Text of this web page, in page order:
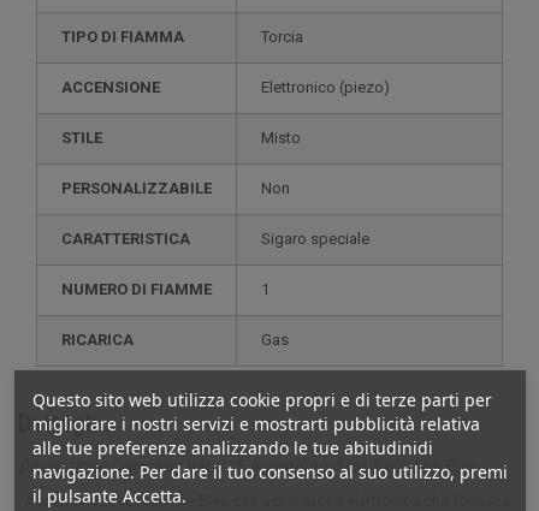
Questo sito web utilizza cookie propri e di terze parti per
migliorare i nostri servizi e mostrarti pubblicità relativa
alle tue preferenze analizzando le tue abitudinidi
navigazione. Per dare il tuo consenso al suo utilizzo, premi
il pulsante Accetta.
TIPO DI FIAMMA Torcia
ACCENSIONE elettronico (piezo)
STILE misto
PERSONALIZZABILE non
CARATTERISTICA sigaro speciale
NUMERO DI FIAMME 1
RICARICA gas
Dettagli
Descrizione completa per J15 Accendino Alba Nero Elie Bleu
Accendino tascabile Elie Bleu con accensione elettronica che fornisce